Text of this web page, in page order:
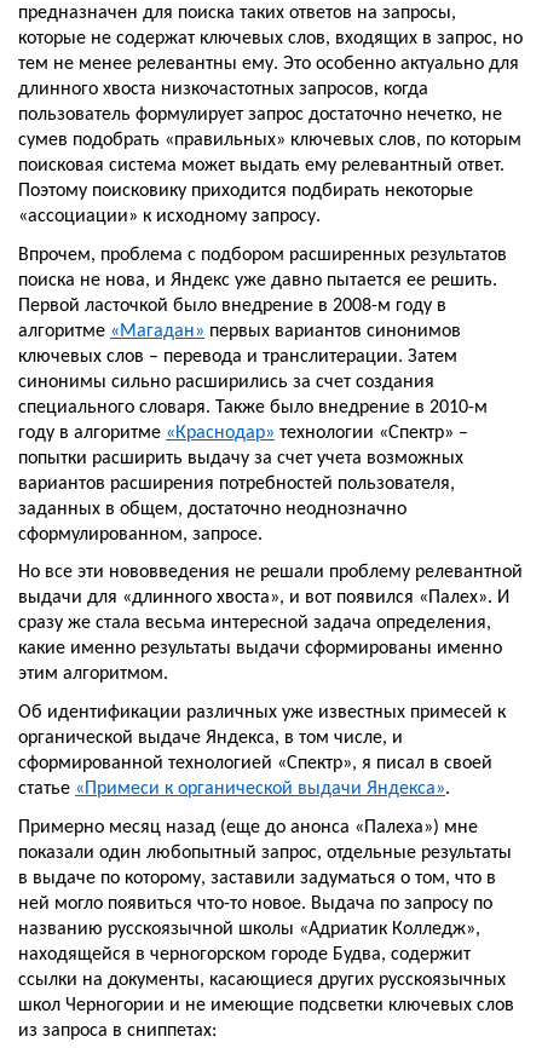
предназначен для поиска таких ответов на запросы,
которые не содержат ключевых слов, входящих в запрос, но
тем не менее релевантны ему. Это особенно актуально для
длинного хвоста низкочастотных запросов, когда
пользователь формулирует запрос достаточно нечетко, не
сумев подобрать «правильных» ключевых слов, по которым
поисковая система может выдать ему релевантный ответ.
Поэтому поисковику приходится подбирать некоторые
«ассоциации» к исходному запросу.
Впрочем, проблема с подбором расширенных результатов
поиска не нова, и Яндекс уже давно пытается ее решить.
Первой ласточкой было внедрение в 2008-м году в
алгоритме «Магадан» первых вариантов синонимов
ключевых слов – перевода и транслитерации. Затем
синонимы сильно расширились за счет создания
специального словаря. Также было внедрение в 2010-м
году в алгоритме «Краснодар» технологии «Спектр» –
попытки расширить выдачу за счет учета возможных
вариантов расширения потребностей пользователя,
заданных в общем, достаточно неоднозначно
сформулированном, запросе.
Но все эти нововведения не решали проблему релевантной
выдачи для «длинного хвоста», и вот появился «Палех». И
сразу же стала весьма интересной задача определения,
какие именно результаты выдачи сформированы именно
этим алгоритмом.
Об идентификации различных уже известных примесей к
органической выдаче Яндекса, в том числе, и
сформированной технологией «Спектр», я писал в своей
статье «Примеси к органической выдачи Яндекса».
Примерно месяц назад (еще до анонса «Палеха») мне
показали один любопытный запрос, отдельные результаты
в выдаче по которому, заставили задуматься о том, что в
ней могло появиться что-то новое. Выдача по запросу по
названию русскоязычной школы «Адриатик Колледж»,
находящейся в черногорском городе Будва, содержит
ссылки на документы, касающиеся других русскоязычных
школ Черногории и не имеющие подсветки ключевых слов
из запроса в сниппетах: